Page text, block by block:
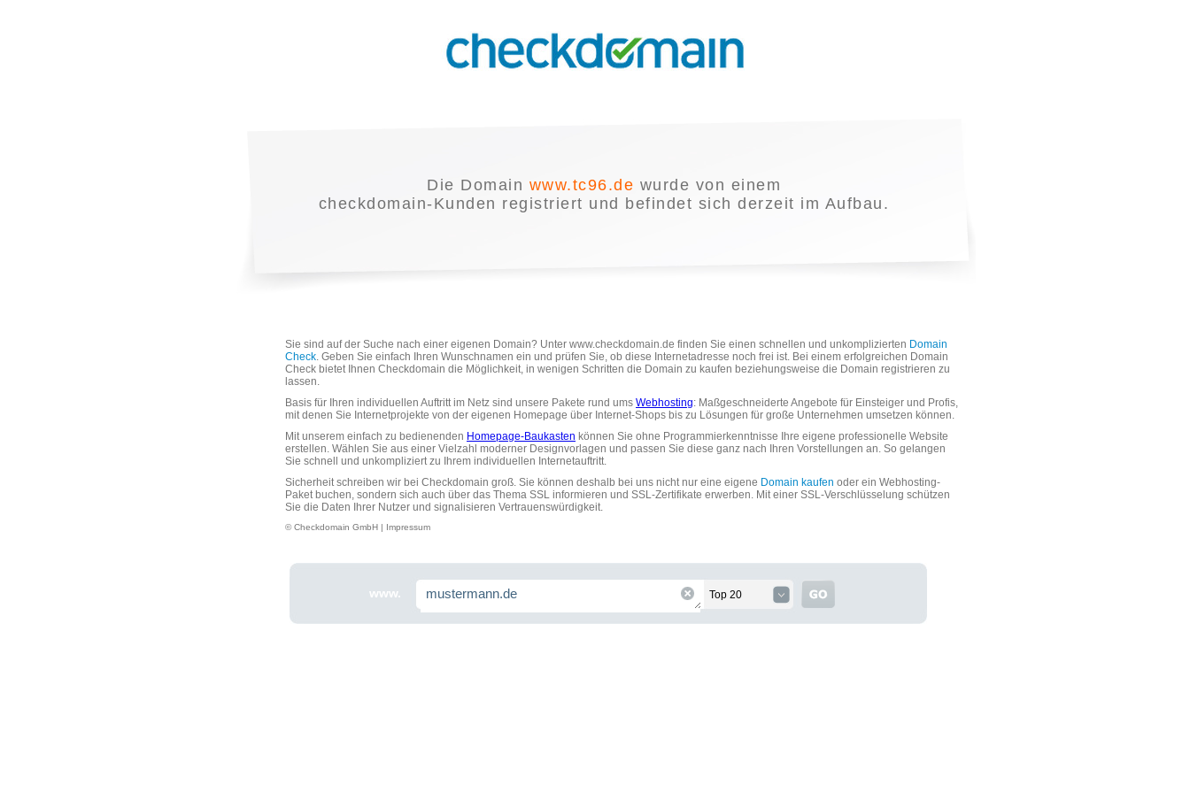
Die Domain www.tc96.de wurde von einem
checkdomain-Kunden registriert und befindet sich derzeit im Aufbau.
Sie sind auf der Suche nach einer eigenen Domain? Unter www.checkdomain.de finden Sie einen schnellen und unkomplizierten Domain
Check. Geben Sie einfach Ihren Wunschnamen ein und prüfen Sie, ob diese Internetadresse noch frei ist. Bei einem erfolgreichen Domain
Check bietet Ihnen Checkdomain die Möglichkeit, in wenigen Schritten die Domain zu kaufen beziehungsweise die Domain registrieren zu
lassen.
Basis für Ihren individuellen Auftritt im Netz sind unsere Pakete rund ums Webhosting: Maßgeschneiderte Angebote für Einsteiger und Profis,
mit denen Sie Internetprojekte von der eigenen Homepage über Internet-Shops bis zu Lösungen für große Unternehmen umsetzen können.
Mit unserem einfach zu bedienenden Homepage-Baukasten können Sie ohne Programmierkenntnisse Ihre eigene professionelle Website
erstellen. Wählen Sie aus einer Vielzahl moderner Designvorlagen und passen Sie diese ganz nach Ihren Vorstellungen an. So gelangen
Sie schnell und unkompliziert zu Ihrem individuellen Internetauftritt.
Sicherheit schreiben wir bei Checkdomain groß. Sie können deshalb bei uns nicht nur eine eigene Domain kaufen oder ein Webhosting-
Paket buchen, sondern sich auch über das Thema SSL informieren und SSL-Zertifikate erwerben. Mit einer SSL-Verschlüsselung schützen
Sie die Daten Ihrer Nutzer und signalisieren Vertrauenswürdigkeit.
© Checkdomain GmbH | Impressum
www. Top 20